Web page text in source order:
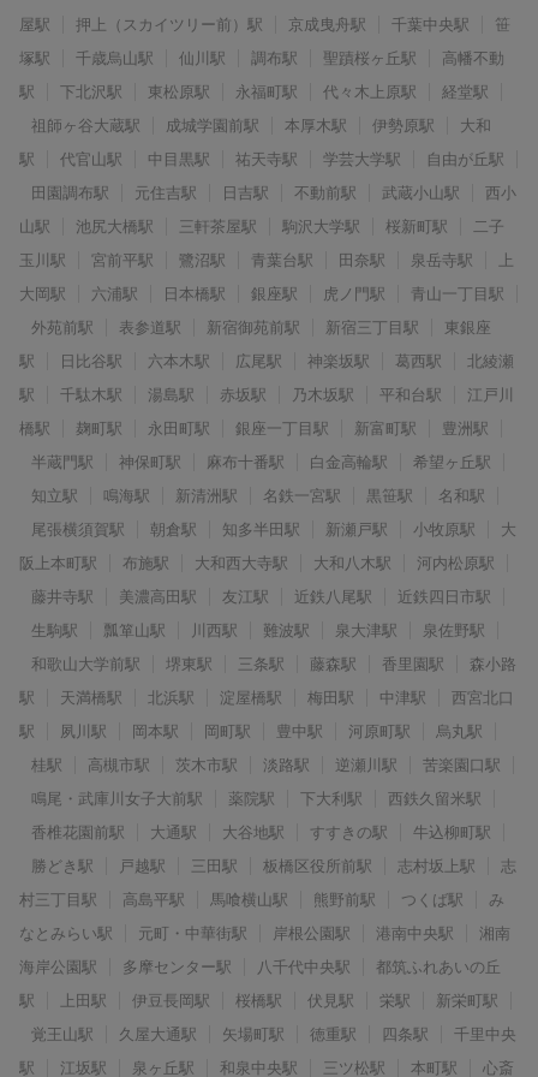
屋駅 押上（スカイツリー前）駅 京成曳舟駅 千葉中央駅
笹
塚駅
千歳烏山駅 仙川駅 調布駅 聖蹟桜ヶ丘駅
高幡不動
駅
下北沢駅 東松原駅 永福町駅 代々木上原駅
経堂駅
祖師ヶ谷大蔵駅
成城学園前駅 本厚木駅 伊勢原駅
大和
駅
代官山駅 中目黒駅 祐天寺駅 学芸大学駅
自由が丘駅
田園調布駅
元住吉駅 日吉駅 不動前駅 武蔵小山駅
西小
山駅
池尻大橋駅 三軒茶屋駅 駒沢大学駅 桜新町駅
二子
玉川駅
宮前平駅 鷺沼駅 青葉台駅 田奈駅 泉岳寺駅
上
大岡駅
六浦駅 日本橋駅 銀座駅 虎ノ門駅
青山一丁目駅
外苑前駅
表参道駅 新宿御苑前駅 新宿三丁目駅
東銀座
駅
日比谷駅 六本木駅 広尾駅 神楽坂駅 葛西駅
北綾瀬
駅
千駄木駅 湯島駅 赤坂駅 乃木坂駅 平和台駅
江戸川
橋駅
麹町駅 永田町駅 銀座一丁目駅 新富町駅
豊洲駅
半蔵門駅
神保町駅 麻布十番駅 白金高輪駅
希望ヶ丘駅
知立駅
鳴海駅 新清洲駅 名鉄一宮駅 黒笹駅
名和駅
尾張横須賀駅
朝倉駅 知多半田駅 新瀬戸駅 小牧原駅
大
阪上本町駅
布施駅 大和西大寺駅 大和八木駅
河内松原駅
藤井寺駅
美濃高田駅 友江駅 近鉄八尾駅
近鉄四日市駅
生駒駅
瓢箪山駅 川西駅 難波駅 泉大津駅
泉佐野駅
和歌山大学前駅
堺東駅 三条駅 藤森駅 香里園駅
森小路
駅
天満橋駅 北浜駅 淀屋橋駅 梅田駅 中津駅
西宮北口
駅
夙川駅 岡本駅 岡町駅 豊中駅 河原町駅
烏丸駅
桂駅
高槻市駅 茨木市駅 淡路駅 逆瀬川駅
苦楽園口駅
鳴尾・武庫川女子大前駅
薬院駅 下大利駅
西鉄久留米駅
香椎花園前駅
大通駅 大谷地駅 すすきの駅
牛込柳町駅
勝どき駅
戸越駅 三田駅 板橋区役所前駅 志村坂上駅
志
村三丁目駅
高島平駅 馬喰横山駅 熊野前駅 つくば駅
み
なとみらい駅
元町・中華街駅 岸根公園駅 港南中央駅
湘南
海岸公園駅
多摩センター駅 八千代中央駅
都筑ふれあいの丘
駅
上田駅 伊豆長岡駅 桜橋駅 伏見駅 栄駅
新栄町駅
覚王山駅
久屋大通駅 矢場町駅 徳重駅 四条駅
千里中央
駅
江坂駅 泉ヶ丘駅 和泉中央駅 三ツ松駅 本町駅 心斎